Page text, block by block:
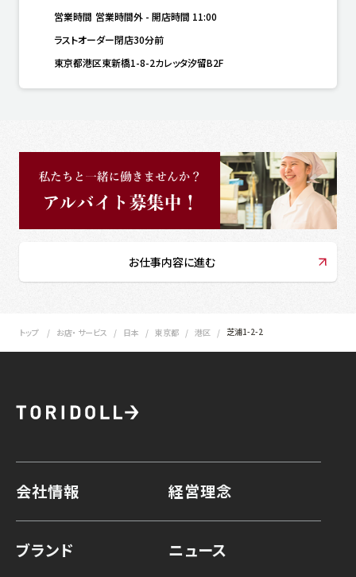
営業時間 営業時間外 - 開店時間 11:00
ラストオーダー閉店30分前
東京都港区東新橋1-8-2カレッタ汐留B2F
お仕事内容に進む
トップ お店・ サービス 日本 東京都 港区 芝浦1-2-2
会社情報 経営理念
ブランド ニュース